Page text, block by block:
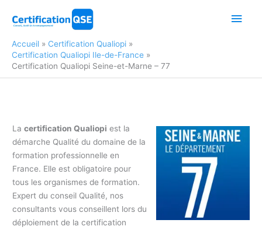
Accueil
Certification Qualiopi
Certification Qualiopi Ile-de-France
Certification Qualiopi Seine-et-Marne – 77
Lacertification Qualiopi est la
démarche Qualité du domaine de la
formation professionnelle en
France. Elle est obligatoire pour
tous les organismes de formation.
Expert du conseil Qualité, nos
consultants vous conseillent lors du
déploiement de la certification